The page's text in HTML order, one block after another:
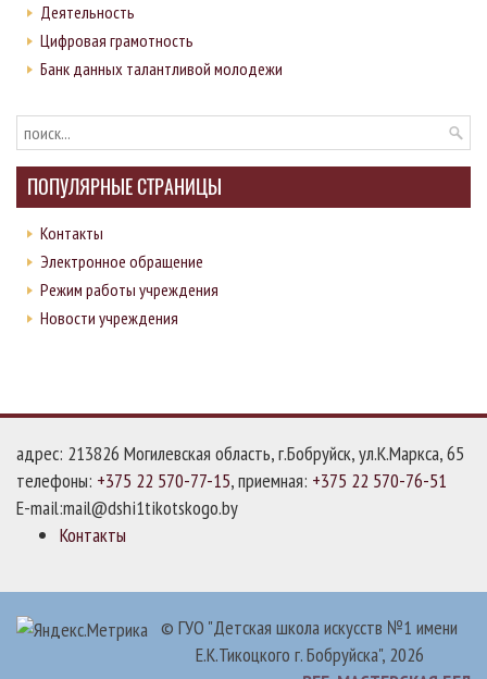
Деятельность
Цифровая грамотность
Банк данных талантливой молодежи
ПОПУЛЯРНЫЕ СТРАНИЦЫ
Контакты
Электронное обращение
Режим работы учреждения
Новости учреждения
адрес: 213826 Могилевская область, г.Бобруйск, ул.К.Маркса, 65
телефоны: +375 22 570-77-15, приемная: +375 22 570-76-51
E-mail:mail@dshi1tikotskogo.by
Контакты
© ГУО "Детская школа искусств №1 имени
Е.К.Тикоцкого г. Бобруйска", 2026